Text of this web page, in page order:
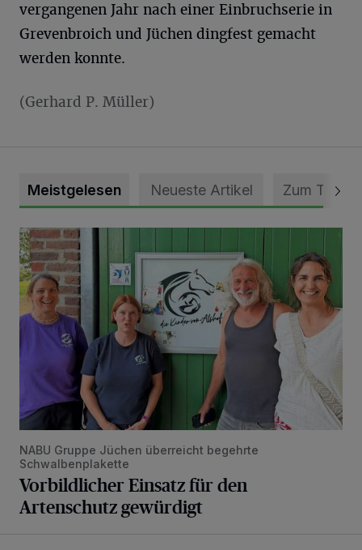
vergangenen Jahr nach einer Einbruchserie in
Grevenbroich und Jüchen dingfest gemacht
werden konnte.
(Gerhard P. Müller)
Meistgelesen Neueste Artikel Zum Thema
Vorbildlicher Einsatz für den Artenschutz gewürdigt
NABU Gruppe Jüchen überreicht begehrte
Schwalbenplakette
Vorbildlicher Einsatz für den
Artenschutz gewürdigt